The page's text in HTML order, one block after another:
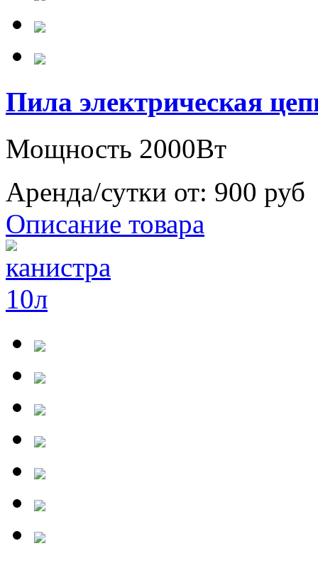
Пила электрическая
Мощность 2000Вт
Аренда/сутки от: 900 руб
Описание товара